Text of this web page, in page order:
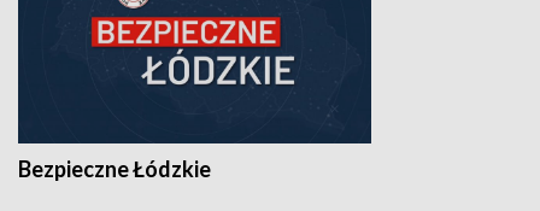
Bezpieczne Łódzkie